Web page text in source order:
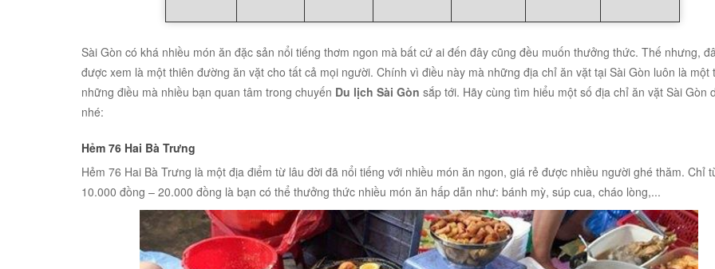
Sài Gòn có khá nhiều món ăn đặc sản nổi tiếng thơm ngon mà bất cứ ai đến đây cũng đều muốn thưởng thức. Thế nhưng,
được xem là một thiên đường ăn vặt cho tất cả mọi người. Chính vì điều này mà những địa chỉ ăn vặt tại Sài Gòn luôn là một
những điều mà nhiều bạn quan tâm trong chuyến Du lịch Sài Gòn sắp tới. Hãy cùng tìm hiểu một số địa chỉ ăn vặt Sài Gòn
nhé:
Hẻm 76 Hai Bà Trưng
Hẻm 76 Hai Bà Trưng là một địa điểm từ lâu đời đã nổi tiếng với nhiều món ăn ngon, giá rẻ được nhiều người ghé thăm. Chỉ
10.000 đồng – 20.000 đồng là bạn có thể thưởng thức nhiều món ăn hấp dẫn như: bánh mỳ, súp cua, cháo lòng,...